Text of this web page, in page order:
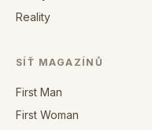
Reality
SÍŤ MAGAZÍNŮ
First Man
First Woman